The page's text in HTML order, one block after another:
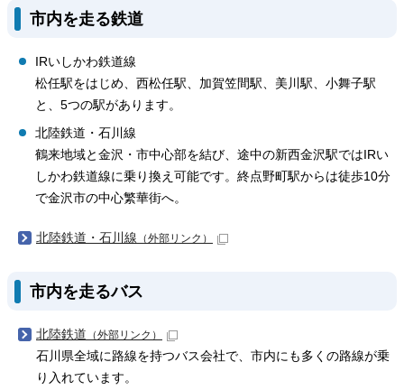
市内を走る鉄道
IRいしかわ鉄道線
松任駅をはじめ、西松任駅、加賀笠間駅、美川駅、小舞子駅
と、5つの駅があります。
北陸鉄道・石川線
鶴来地域と金沢・市中心部を結び、途中の新西金沢駅ではIRい
しかわ鉄道線に乗り換え可能です。終点野町駅からは徒歩10分
で金沢市の中心繁華街へ。
北陸鉄道・石川線 （外部リンク）
市内を走るバス
北陸鉄道 （外部リンク）
石川県全域に路線を持つバス会社で、市内にも多くの路線が乗
り入れています。